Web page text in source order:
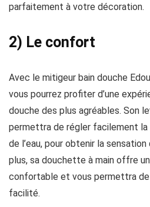
parfaitement à votre décoration.
2) Le confort
Avec le mitigeur bain douche
vous pourrez profiter d’une
douche des plus agréables. Son
permettra de régler facilement
de l’eau, pour obtenir la
plus, sa douchette à main offre
confortable et vous permettra
facilité.